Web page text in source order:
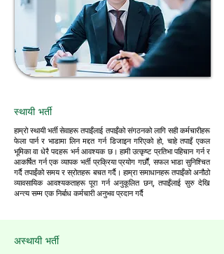
स्थायी भर्ती
हाम्रो स्थायी भर्ती सेवाहरू तपाइँलाई तपाइँको संगठनको लागि सही कर्मचारीहरू
फेला पार्न र भाडामा लिन मद्दत गर्न डिजाइन गरिएको हो, चाहे तपाइँ एकल
भूमिका वा धेरै पदहरू भर्न आवश्यक छ। हामी उत्कृष्ट प्रतिभा पहिचान गर्न र
आकर्षित गर्न एक व्यापक भर्ती प्रक्रिया प्रयोग गर्छौं, सफल भाडा सुनिश्चित
गर्दै तपाईंको समय र स्रोतहरू बचत गर्दै। हाम्रा समाधानहरू तपाइँको अनौठो
व्यावसायिक आवश्यकताहरू पूरा गर्न अनुकूलित छन्, तपाइँलाई सुरु देखि
अन्त्य सम्म एक निर्बाध कर्मचारी अनुभव प्रदान गर्दै
अस्थायी भर्ती